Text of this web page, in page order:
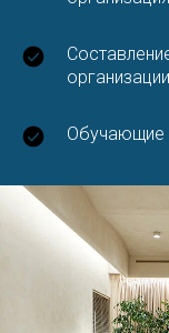
организации
Обучающие